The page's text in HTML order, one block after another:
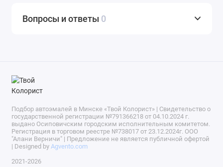
Вопросы и ответы 0
Подбор автоэмалей в Минске «Твой Колорист» | Свидетельство о
государственной регистрации №791366218 от 04.10.2024 г.
выдано Осиповичским городским исполнительным комитетом.
Регистрация в торговом реестре №738017 от 23.12.2024г. ООО
"Алани Верничи" | Предложение не является публичной офертой
| Designed by Agvento.com
2021-2026